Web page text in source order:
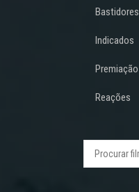
Bastidores
Indicados
Premiação
Reações